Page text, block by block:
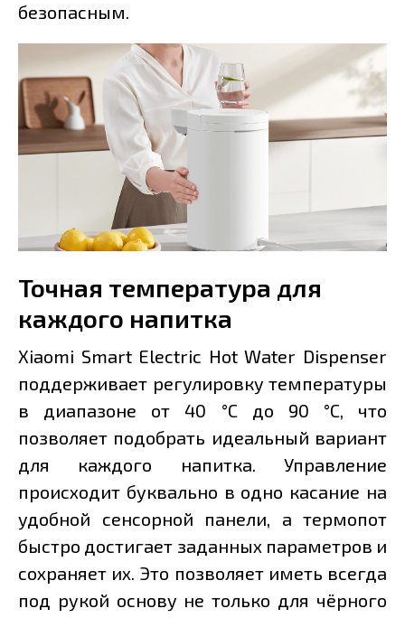
безопасным.
Точная температура для
каждого напитка
Xiaomi Smart Electric Hot Water Dispenser
поддерживает регулировку температуры
в диапазоне от 40 °C до 90 °C, что
позволяет подобрать идеальный вариант
для каждого напитка. Управление
происходит буквально в одно касание на
удобной сенсорной панели, а термопот
быстро достигает заданных параметров и
сохраняет их. Это позволяет иметь всегда
под рукой основу не только для чёрного